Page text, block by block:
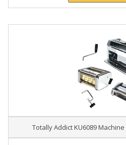
Totally Addict KU6089 Machine